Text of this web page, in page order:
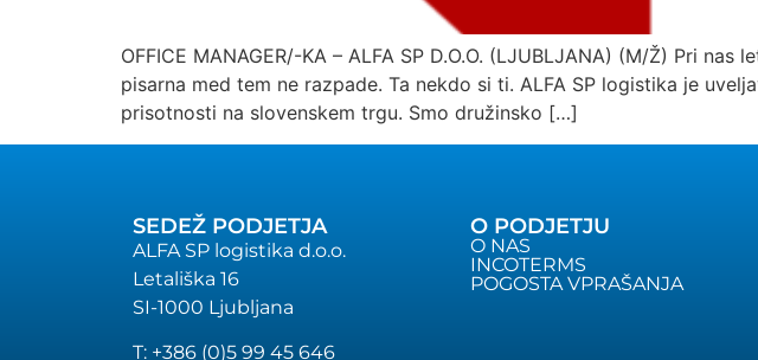
OFFICE MANAGER/-KA – ALFA SP D.O.O. (LJUBLJANA) (M/Ž) Pri
pisarna med tem ne razpade. Ta nekdo si ti. ALFA SP logistika je
prisotnosti na slovenskem trgu. Smo družinsko […]
SEDEŽ PODJETJA
ALFA SP logistika d.o.o.
Letališka 16
SI-1000 Ljubljana
T: +386 (0)5 99 45 646
O PODJETJU
O NAS
INCOTERMS
POGOSTA VPRAŠANJA